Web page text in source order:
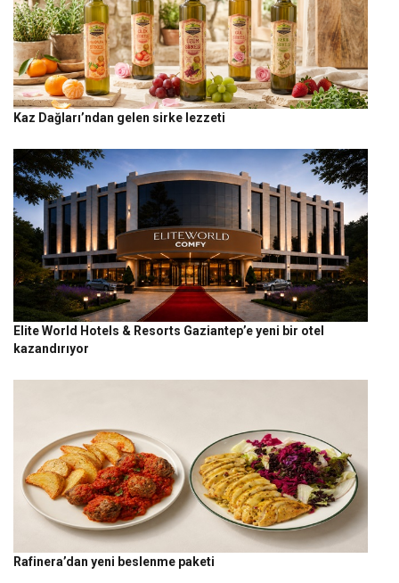
Kaz Dağları’ndan gelen sirke lezzeti
Elite World Hotels & Resorts Gaziantep’e yeni bir otel
kazandırıyor
Rafinera’dan yeni beslenme paketi